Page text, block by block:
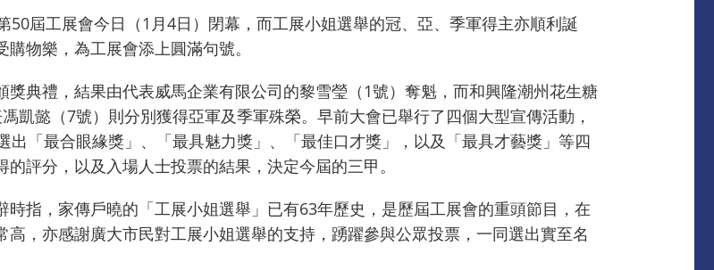
屆工展會今日（1月4日）閉幕，而工展小姐選舉的冠、亞、季軍得主亦順利誕
物樂，為工展會添上圓滿句號。
典禮，結果由代表威馬企業有限公司的黎雪瑩（1號）奪魁，而和興隆潮州花生糖
凱懿（7號）則分別獲得亞軍及季軍殊榮。早前大會已舉行了四個大型宣傳活動，
「最合眼緣獎」、「最具魅力獎」、「最佳口才獎」，以及「最具才藝獎」等四
評分，以及入場人士投票的結果，決定今屆的三甲。
指，家傳戶曉的「工展小姐選舉」已有63年歷史，是歷屆工展會的重頭節目，在
，亦感謝廣大市民對工展小姐選舉的支持，踴躍參與公眾投票，一同選出實至名